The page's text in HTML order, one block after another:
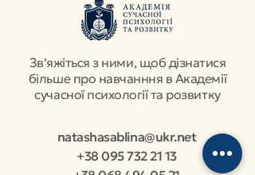
Звʼяжіться з ними, щоб дізнатися
більше про навчанння в Академії
сучасної психології та розвитку
natashasablina@ukr.net
+38 095 732 21 13